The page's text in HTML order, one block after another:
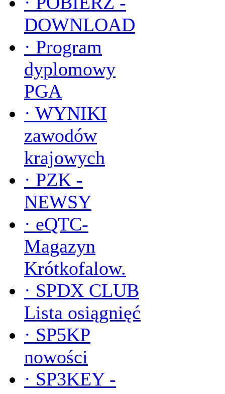
DOWNLOAD
· Program
dyplomowy
PGA
· WYNIKI
zawodów
krajowych
· PZK -
NEWSY
· eQTC-
Magazyn
Krótkofalow.
· SPDX CLUB
Lista osiągnięć
· SP5KP
nowości
· SP3KEY -